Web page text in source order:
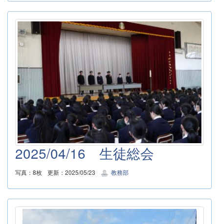
2025/04/16 生徒総会
写真：8枚 更新：2025/05/23 教務部